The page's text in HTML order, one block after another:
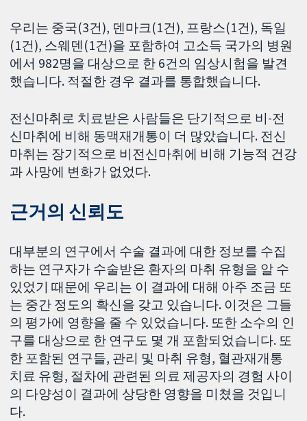
우리는 중국(3건), 덴마크(1건), 프랑스(1건), 독일
(1건), 스웨덴(1건)을 포함하여 고소득 국가의 병원
에서 982명을 대상으로 한 6건의 임상시험을 발견
했습니다. 적절한 경우 결과를 통합했습니다.
전신마취로 치료받은 사람들은 단기적으로 비-전
신마취에 비해 동맥재개통이 더 많았습니다. 전신
마취는 장기적으로 비전신마취에 비해 기능적 건강
과 사망에 변화가 없었다.
근거의 신뢰도
대부분의 연구에서 수술 결과에 대한 정보를 수집
하는 연구자가 수술받은 환자의 마취 유형을 알 수
있었기 때문에 우리는 이 결과에 대해 아주 조금 또
는 중간 정도의 확신을 갖고 있습니다. 이것은 그들
의 평가에 영향을 줄 수 있었습니다. 또한 소수의 인
구를 대상으로 한 연구도 몇 개 포함되었습니다. 또
한 포함된 연구들, 관리 및 마취 유형, 혈관재개통
치료 유형, 절차에 관련된 의료 제공자의 경험 사이
의 다양성이 결과에 상당한 영향을 미쳤을 것입니
다.